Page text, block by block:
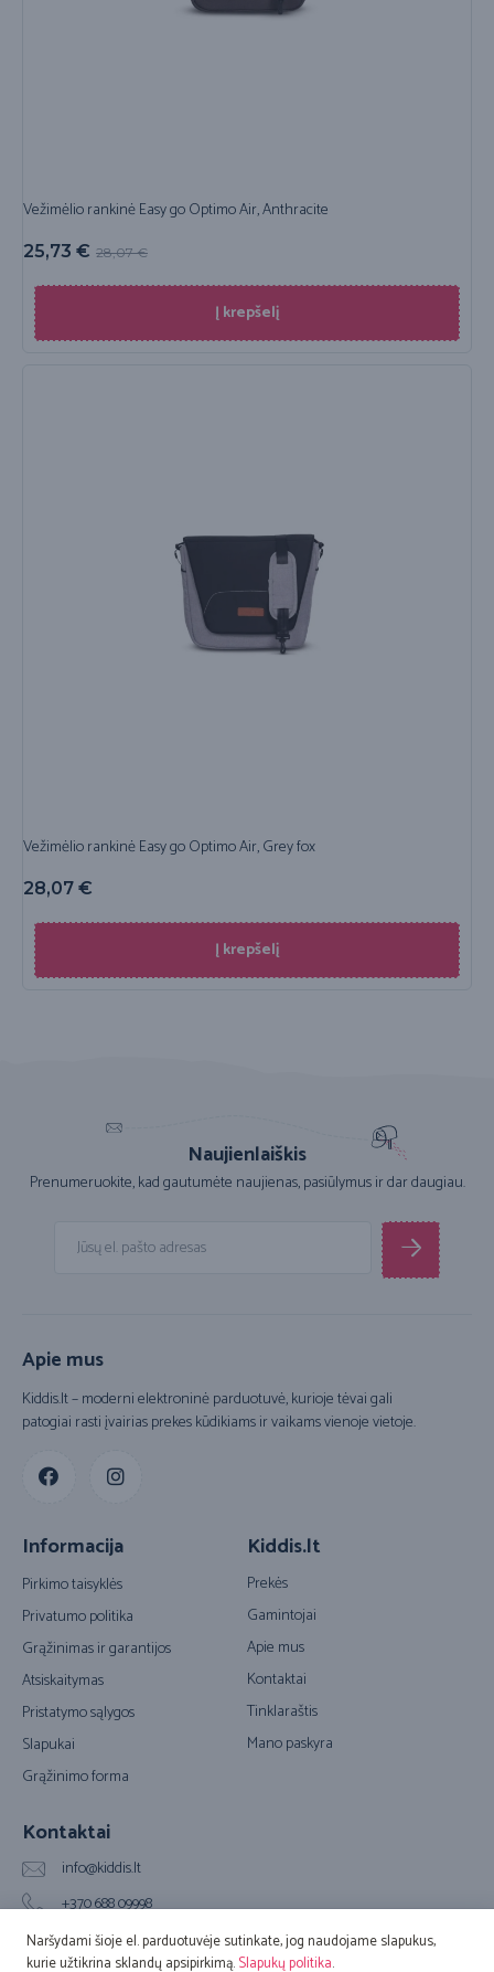
Vežimėlio rankinė Easy go Optimo Air, Anthracite
28,07€
25,73 €
Į krepšelį
Vežimėlio rankinė Easy go Optimo Air, Grey fox
28,07 €
Į krepšelį
Naujienlaiškis
Prenumeruokite, kad gautumėte naujienas, pasiūlymus ir dar daugiau.
Apie mus
Kiddis.lt – moderni elektroninė parduotuvė, kurioje tėvai gali
patogiai rasti įvairias prekes kūdikiams ir vaikams vienoje vietoje.
Informacija
Pirkimo taisyklės
Privatumo politika
Grąžinimas ir garantijos
Atsiskaitymas
Pristatymo sąlygos
Slapukai
Grąžinimo forma
Kiddis.lt
Prekės
Gamintojai
Apie mus
Kontaktai
Tinklaraštis
Mano paskyra
Kontaktai
info@kiddis.lt
+370 688 09998
Vilkpėdės g. 20A, LT-03151 Vilnius (Biuro adresas)
Naršydami šioje el. parduotuvėje sutinkate, jog naudojame slapukus,
kurie užtikrina sklandų apsipirkimą.Slapukų politika.